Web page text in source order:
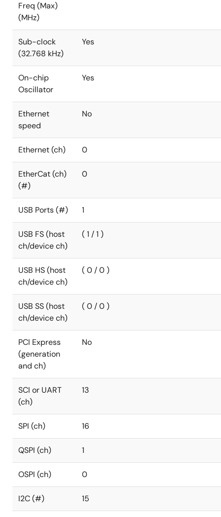
Freq (Max)
(MHz)
Sub-clock
(32.768 kHz)
Yes
On-chip
Oscillator
Yes
Ethernet
speed
No
Ethernet (ch) 0
EtherCat (ch)
(#)
0
USB Ports (#) 1
USB FS (host
ch/device ch)
( 1 / 1 )
USB HS (host
ch/device ch)
( 0 / 0 )
USB SS (host
ch/device ch)
( 0 / 0 )
PCI Express
(generation
and ch)
No
SCI or UART
(ch)
13
SPI (ch) 16
QSPI (ch) 1
OSPI (ch) 0
I2C (#) 15